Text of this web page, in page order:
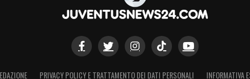
PRIVACY POLICY E TRATTAMENTO DEI DATI PERSONALI INFORMATIVA